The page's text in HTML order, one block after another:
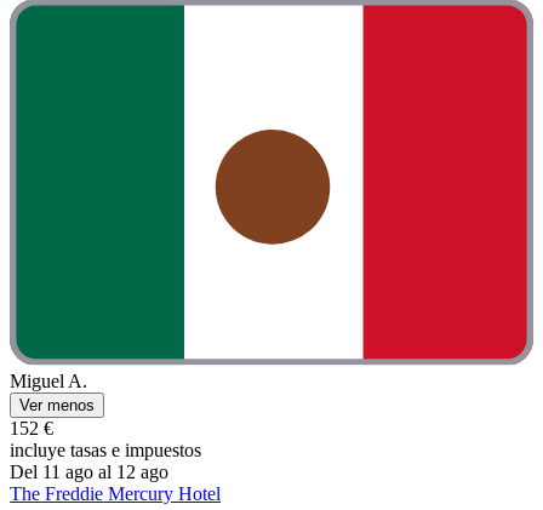
Miguel A.
Ver menos
152 €
incluye tasas e impuestos
Del 11 ago al 12 ago
The Freddie Mercury Hotel